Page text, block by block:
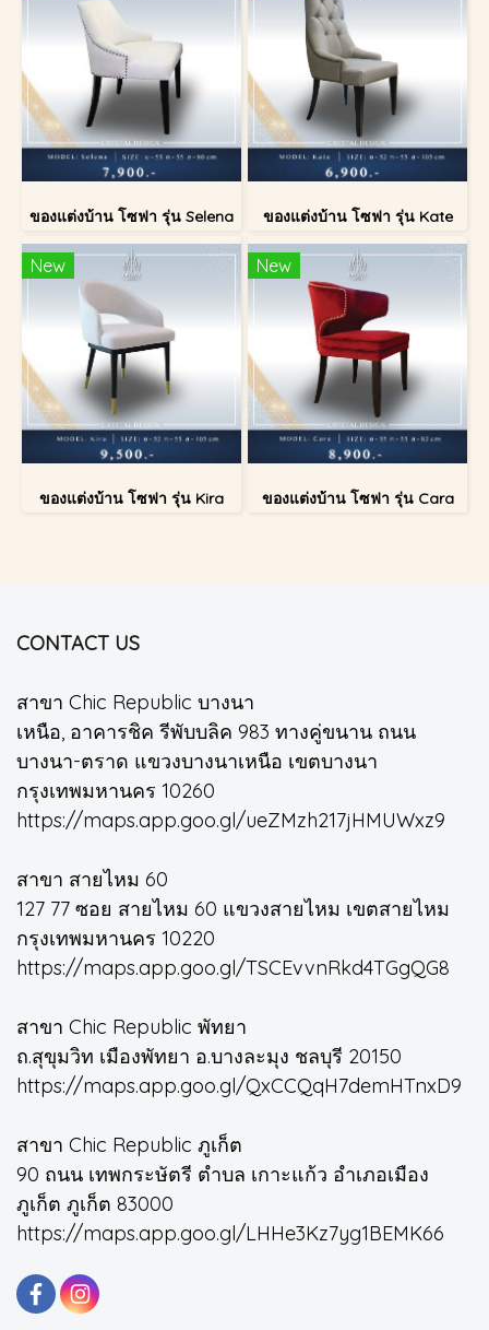
ของแต่งบ้าน โซฟา รุ่น Selena ของแต่งบ้าน โซฟา รุ่น Kate
New
ของแต่งบ้าน โซฟา รุ่น Kira
New
ของแต่งบ้าน โซฟา รุ่น Cara
CONTACT US
สาขา Chic Republic บางนา
เหนือ, อาคารชิค รีพับบลิค 983 ทางคู่ขนาน ถนน
บางนา-ตราด แขวงบางนาเหนือ เขตบางนา
กรุงเทพมหานคร 10260
https://maps.app.goo.gl/ueZMzh217jHMUWxz9
สาขา สายไหม 60
127 77 ซอย สายไหม 60 แขวงสายไหม เขตสายไหม
กรุงเทพมหานคร 10220
https://maps.app.goo.gl/TSCEvvnRkd4TGgQG8
สาขา Chic Republic พัทยา
ถ.สุขุมวิท เมืองพัทยา อ.บางละมุง ชลบุรี 20150
https://maps.app.goo.gl/QxCCQqH7demHTnxD9
สาขา Chic Republic ภูเก็ต
90 ถนน เทพกระษัตรี ตำบล เกาะแก้ว อำเภอเมือง
ภูเก็ต ภูเก็ต 83000
https://maps.app.goo.gl/LHHe3Kz7yg1BEMK66